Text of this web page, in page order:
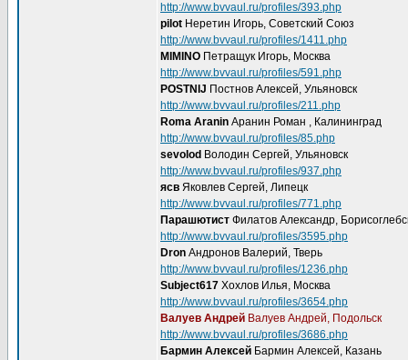
http://www.bvvaul.ru/profiles/393.php
pilot Неретин Игорь, Советский Союз
http://www.bvvaul.ru/profiles/1411.php
MIMINO Петращук Игорь, Москва
http://www.bvvaul.ru/profiles/591.php
POSTNIJ Постнов Алексей, Ульяновск
http://www.bvvaul.ru/profiles/211.php
Roma Aranin Аранин Роман , Калининград
http://www.bvvaul.ru/profiles/85.php
sevolod Володин Сергей, Ульяновск
http://www.bvvaul.ru/profiles/937.php
ясв Яковлев Сергей, Липецк
http://www.bvvaul.ru/profiles/771.php
Парашютист Филатов Александр,
http://www.bvvaul.ru/profiles/3595.php
Dron Андронов Валерий, Тверь
http://www.bvvaul.ru/profiles/1236.php
Subject617 Хохлов Илья, Москва
http://www.bvvaul.ru/profiles/3654.php
Валуев Андрей Валуев Андрей, Подольск
http://www.bvvaul.ru/profiles/3686.php
Бармин Алексей Бармин Алексей, Казань